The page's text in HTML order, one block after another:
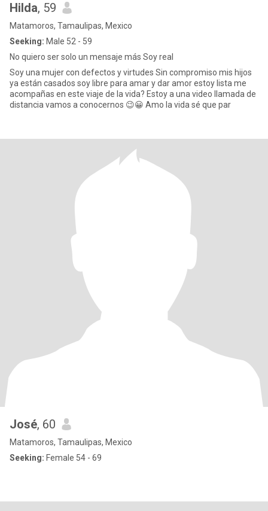
Hilda, 59
Matamoros, Tamaulipas, Mexico
Seeking: Male 52 - 59
No quiero ser solo un mensaje más Soy real
Soy una mujer con defectos y virtudes Sin compromiso mis hijos
ya están casados soy libre para amar y dar amor estoy lista me
acompañas en este viaje de la vida? Estoy a una video llamada de
distancia vamos a conocernos 😉😀 Amo la vida sé que par
José, 60
Matamoros, Tamaulipas, Mexico
Seeking: Female 54 - 69